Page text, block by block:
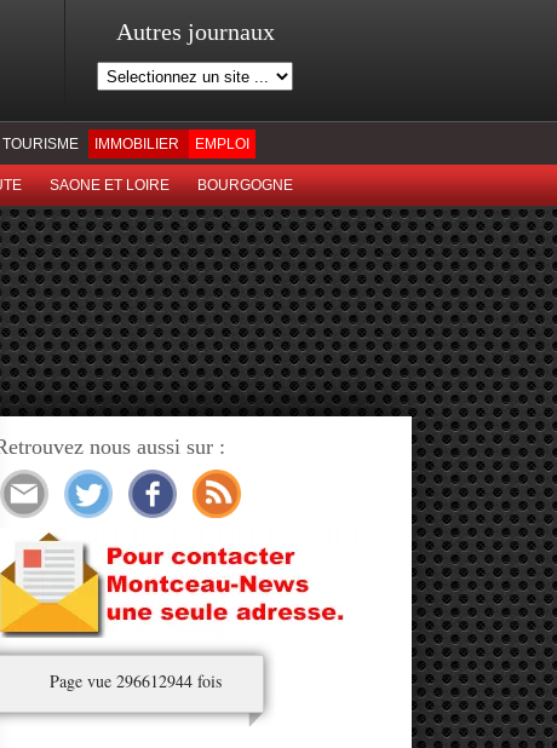
Autres journaux
TOURISME IMMOBILIER EMPLOI
SAONE ET LOIRE BOURGOGNE
nous aussi sur :
Page vue 296612944 fois